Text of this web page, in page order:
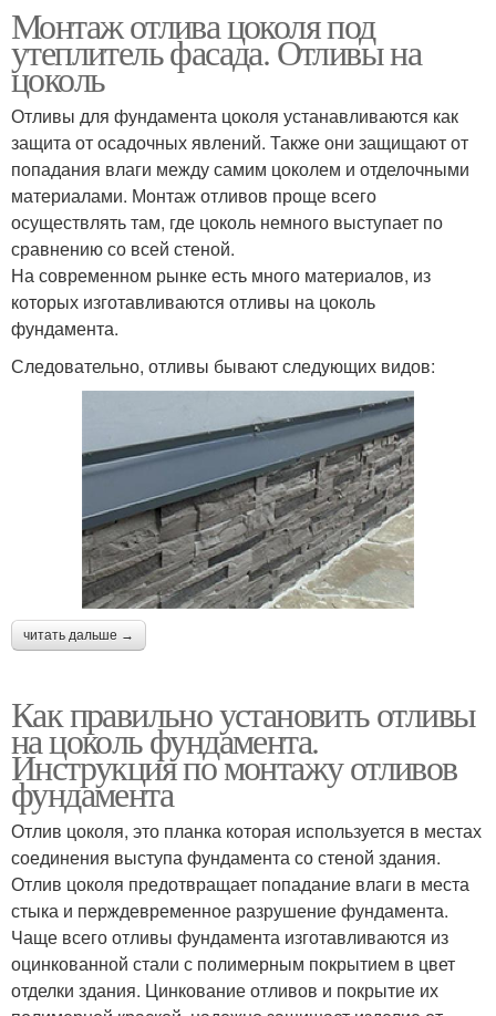
Монтаж отлива цоколя под
утеплитель фасада. Отливы на
цоколь
Отливы для фундамента цоколя устанавливаются как
защита от осадочных явлений. Также они защищают от
попадания влаги между самим цоколем и отделочными
материалами. Монтаж отливов проще всего
осуществлять там, где цоколь немного выступает по
сравнению со всей стеной.
На современном рынке есть много материалов, из
которых изготавливаются отливы на цоколь
фундамента.
Следовательно, отливы бывают следующих видов:
читать дальше →
Как правильно установить отливы
на цоколь фундамента.
Инструкция по монтажу отливов
фундамента
Отлив цоколя, это планка которая используется в местах
соединения выступа фундамента со стеной здания.
Отлив цоколя предотвращает попадание влаги в места
стыка и перждевременное разрушение фундамента.
Чаще всего отливы фундамента изготавливаются из
оцинкованной стали с полимерным покрытием в цвет
отделки здания. Цинкование отливов и покрытие их